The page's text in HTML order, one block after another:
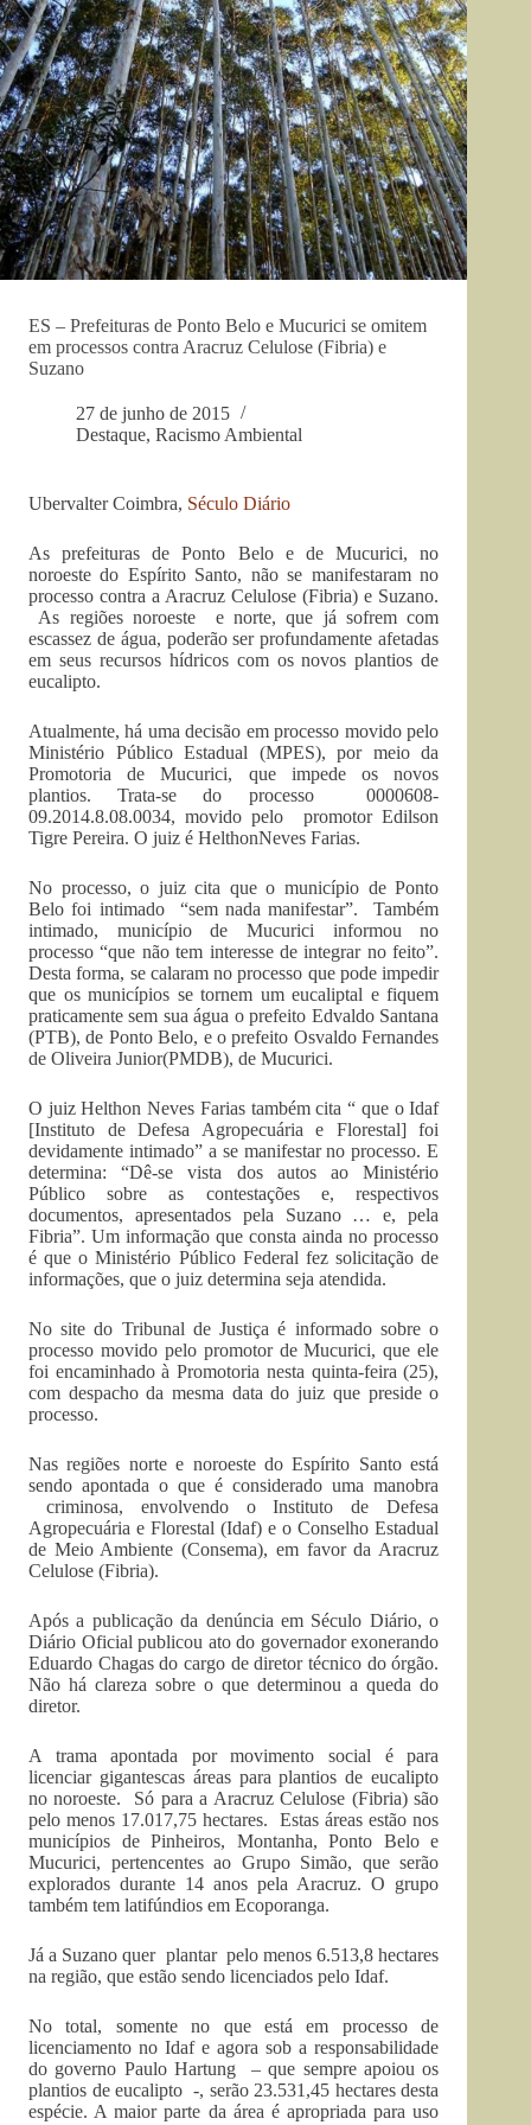
ES – Prefeituras de Ponto Belo e Mucurici se omitem
em processos contra Aracruz Celulose (Fibria) e
Suzano
27 de junho de 2015
Destaque, Racismo Ambiental
Ubervalter Coimbra, Século Diário
As prefeituras de Ponto Belo e de Mucurici, no
noroeste do Espírito Santo, não se manifestaram no
processo contra a Aracruz Celulose (Fibria) e Suzano.
As regiões noroeste e norte, que já sofrem com
escassez de água, poderão ser profundamente afetadas
em seus recursos hídricos com os novos plantios de
eucalipto.
Atualmente, há uma decisão em processo movido pelo
Ministério Público Estadual (MPES), por meio da
Promotoria de Mucurici, que impede os novos
plantios. Trata-se do processo 0000608-
09.2014.8.08.0034, movido pelo promotorEdilson
Tigre Pereira. O juiz é HelthonNeves Farias.
No processo, o juiz cita que o município de Ponto
Belo foi intimado “sem nada manifestar”. Também
intimado, município de Mucurici informou no
processo “que não tem interesse de integrar no feito”.
Desta forma, se calaram no processo que pode impedir
que os municípios se tornem um eucaliptal e fiquem
praticamente sem sua água o prefeito Edvaldo Santana
(PTB), de Ponto Belo, e o prefeito Osvaldo Fernandes
de Oliveira Junior(PMDB), de Mucurici.
O juizHelthon Neves Farias também cita “ que oIdaf
[Instituto de Defesa Agropecuária e Florestal] foi
devidamente intimado” a se manifestar no processo. E
determina: “Dê-se vista dos autos ao Ministério
Público sobre as contestações e, respectivos
documentos, apresentados pela Suzano … e, pela
Fibria”. Um informação que consta ainda no processo
é que o Ministério Público Federal fez solicitação de
informações, que o juiz determina seja atendida.
No site do Tribunal de Justiça é informado sobre o
processo movido pelo promotor de Mucurici, que ele
foi encaminhado à Promotoria nesta quinta-feira (25),
com despacho da mesma data do juiz que preside o
processo.
Nas regiões norte e noroeste do Espírito Santo está
sendo apontada o que é considerado uma manobra
criminosa, envolvendo o Instituto de Defesa
Agropecuária e Florestal (Idaf) e o Conselho Estadual
de Meio Ambiente (Consema), em favor da Aracruz
Celulose (Fibria).
Após a publicação da denúncia em Século Diário, o
Diário Oficial publicou ato do governador exonerando
Eduardo Chagas do cargo de diretor técnico do órgão.
Não há clareza sobre o que determinou a queda do
diretor.
A trama apontada por movimento social é para
licenciar gigantescas áreas para plantios de eucalipto
no noroeste. Só para a Aracruz Celulose (Fibria) são
pelo menos 17.017,75 hectares. Estas áreas estão nos
municípios de Pinheiros, Montanha, Ponto Belo e
Mucurici, pertencentes ao Grupo Simão, que serão
explorados durante 14 anos pela Aracruz. O grupo
também tem latifúndios em Ecoporanga.
Já a Suzano quer plantar pelo menos 6.513,8 hectares
na região, que estão sendo licenciados pelo Idaf.
No total, somente no que está em processo de
licenciamento noIdafe agora sob a responsabilidade
do governo PauloHartung – que sempre apoiou os
plantios de eucalipto -, serão 23.531,45 hectares desta
espécie. A maior parte da área é apropriada para uso